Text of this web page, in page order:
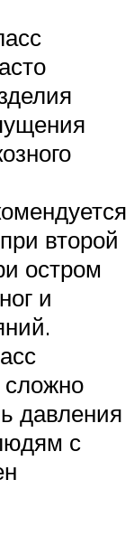
второй
остром
и
давления
с